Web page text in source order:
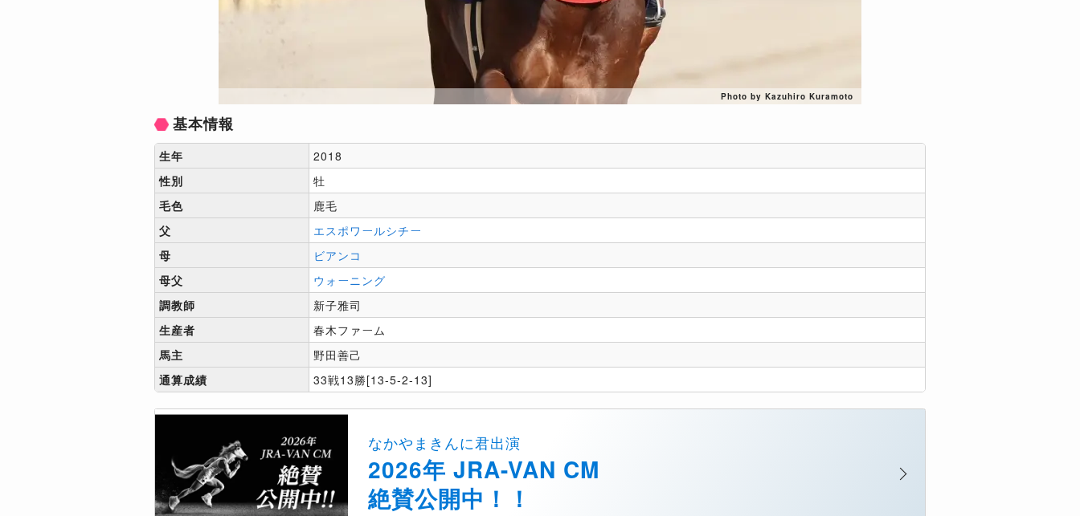
Photo by Kazuhiro Kuramoto
基本情報
生年
2018
性別
牡
毛色
鹿毛
父
エスポワールシチー
母
ビアンコ
母父
ウォーニング
調教師
新子雅司
生産者
春木ファーム
馬主
野田善己
通算成績
33戦13勝[13-5-2-13]
なかやまきんに君出演
2026年 JRA-VAN CM
絶賛公開中！！